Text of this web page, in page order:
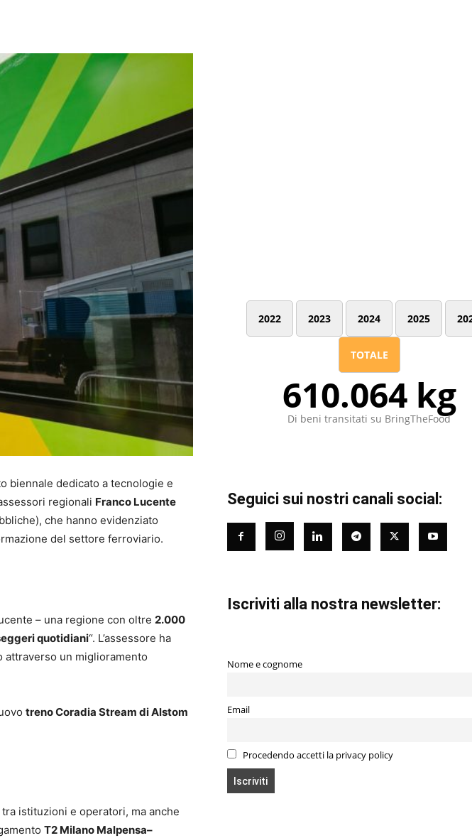
biennale dedicato a tecnologie e
regionali Franco Lucente
che hanno evidenziato
del settore ferroviario.
– una regione con oltre 2.000
quotidiani“. L’assessore ha
un miglioramento
treno Coradia Stream di Alstom
istituzioni e operatori, ma anche
T2 Milano Malpensa–
2022 2023 2024 2025
TOTALE
610.064 kg
Di beni transitati su BringTheFood
Seguici sui nostri canali social:
Iscriviti alla nostra newsletter:
Nome e cognome
Email
Procedendo accetti la privacy policy